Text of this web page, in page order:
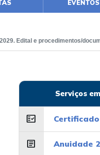
EVENTOS
2029. Edital e procedimentos/
Serviços
fact_check Certificado
article Anuidade